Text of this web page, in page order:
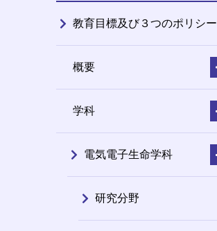
教育目標及び３つのポリシー
概要
学科
電気電子生命学科
研究分野